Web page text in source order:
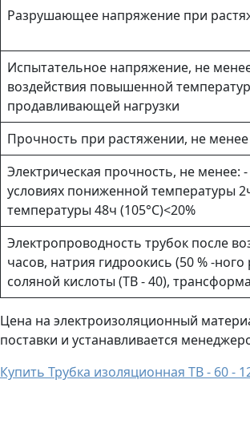
Разрушающее напряжение при
Испытательное напряжение, не
воздействия повышенной
продавливающей нагрузки
Прочность при растяжении, не менее
Электрическая прочность, не менее: -
условиях пониженной температуры
температуры 48ч (105°С)<20%
Электропроводность трубок после
часов, натрия гидроокись (50 % -
соляной кислоты (ТВ - 40),
Цена на электроизоляционный
поставки и устанавливается
Купить Трубка изоляционная ТВ - 60 -